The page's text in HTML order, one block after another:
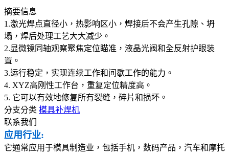
摘要信息
1.激光焊点直径小，热影响区小，焊接后不会产生孔隙、坍
塌，焊后处理工艺大大减少。
2.显微镜同轴观察聚焦定位瞄准，液晶光阀和全反射护眼装
置。
3.运行稳定，实现连续工作和间歇工作的能力。
4. XYZ高刚性工作台，重复定位精度高。
5. 它可以有效地修复所有裂缝，碎片和损坏。
分支分类 模具补焊机
联系我们
应用行业:
它通常应用于模具制造业，包括手机，数码产品，汽车和摩托